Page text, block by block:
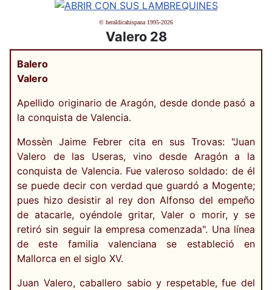
© heraldicahispana 1995-2026
Valero 28
Balero
Valero
Apellido originario de Aragón, desde donde pasó a
la conquista de Valencia.
Mossèn Jaime Febrer cita en sus Trovas: "Juan
Valero de las Useras, vino desde Aragón a la
conquista de Valencia. Fue valeroso soldado: de él
se puede decir con verdad que guardó a Mogente;
pues hizo desistir al rey don Alfonso del empeño
de atacarle, oyéndole gritar, Valer o morir, y se
retiró sin seguir la empresa comenzada". Una línea
de este familia valenciana se estableció en
Mallorca en el siglo XV.
Juan Valero, caballero sabio y respetable, fue del